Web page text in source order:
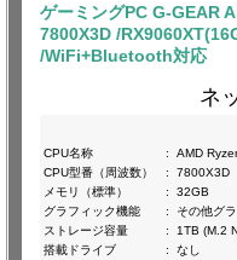
ゲーミングPC G-GEAR
7800X3D /
/WiFi+Bluetooth対応
ネ
CPU名称
:
AMD
CPU型番（周波数）
:
7800X3D
メモリ（標準）
:
32GB
グラフィック機能
:
その他グ
ストレージ容量
:
1TB (M.2
搭載ドライブ
:
なし